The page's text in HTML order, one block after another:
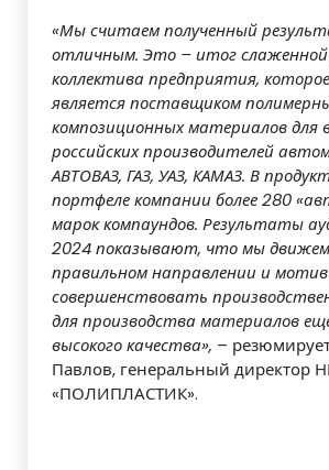
«Мы считаем полученный
отличным. Это – итог
коллектива предприятия,
является поставщиком
композиционных материалов для
российских производителей
АВТОВАЗ, ГАЗ, УАЗ, КАМАЗ. В
портфеле компании более 280
марок компаундов. Результаты
2024 показывают, что мы
правильном направлении и
совершенствовать
для производства материалов
высокого качества», –
Павлов, генеральный директор
«ПОЛИПЛАСТИК».